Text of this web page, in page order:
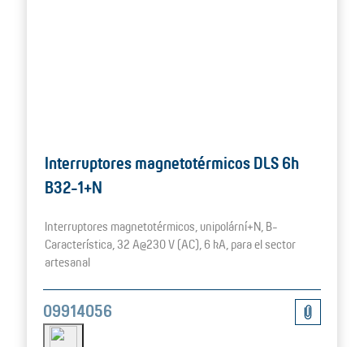
Interruptores magnetotérmicos DLS 6h
B32-1+N
Interruptores magnetotérmicos, unipolární+N, B-
Característica, 32 A@230 V (AC), 6 kA, para el sector
artesanal
09914056